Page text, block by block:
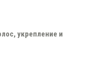
укрепление и